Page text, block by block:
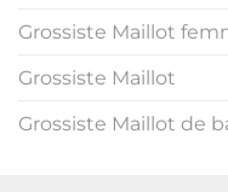
Grossiste Maillot
Grossiste Maillot
Grossiste Maillot de